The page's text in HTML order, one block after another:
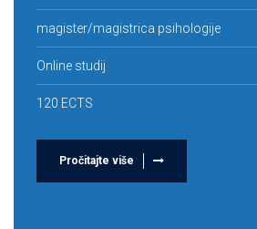
magister/magistrica psihologije
Online studij
120 ECTS
Pročitajte više